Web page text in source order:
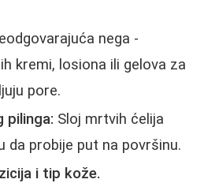
nega -
kremi, losiona ili gelova za
pore.
pilinga: Sloj mrtvih ćelija
da probije put na površinu.
i tip kože.